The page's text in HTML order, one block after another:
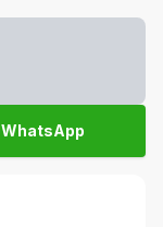
WhatsApp